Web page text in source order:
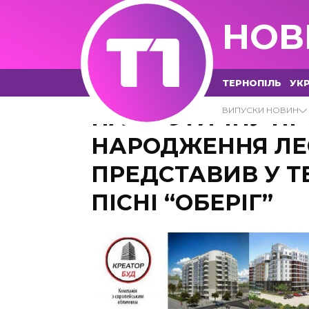
ТЕРНОПІЛЬ
ВИПУСКИ НОВИН
ПАТРІОТИЧНУ
НАРОДЖЕННЯ
ПРЕДСТАВИВ У
ПІСНІ “ОБЕРІГ”